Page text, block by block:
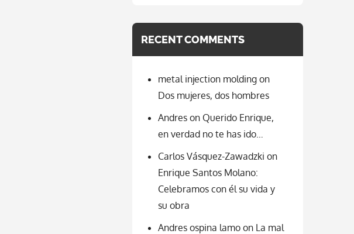
RECENT COMMENTS
metal injection moldingon
Dos mujeres, dos hombres
Andreson Querido Enrique,
en verdad no te has ido…
Carlos Vásquez-Zawadzki on
Enrique Santos Molano:
Celebramos con él su vida y
su obra
Andres ospina lamoon La mal